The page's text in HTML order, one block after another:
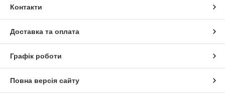
Контакти
Доставка та оплата
Графік роботи
Повна версія сайту